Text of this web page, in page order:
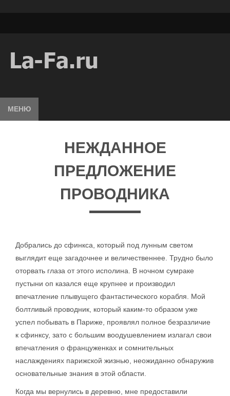
МЕНЮ
НЕЖДАННОЕ
ПРЕДЛОЖЕНИЕ
ПРОВОДНИКА
Добрались до сфинкса, который под лунным светом
выглядит еще загадочнее и величественнее. Трудно было
оторвать глаза от этого исполина. В ночном сумраке
пустыни оп казался еще крупнее и производил
впечатление плывущего фантастического корабля. Мой
болтливый проводник, который каким-то образом уже
успел побывать в Париже, проявлял полное безразличие
к сфинксу, зато с большим воодушевлением излагал свои
впечатления о француженках и сомнительных
наслаждениях парижской жизнью, неожиданно обнаружив
основательные знания в этой области.
Когда мы вернулись в деревню, мне предоставили